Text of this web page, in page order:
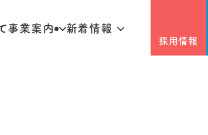
事業案内 新着情報
採用情報